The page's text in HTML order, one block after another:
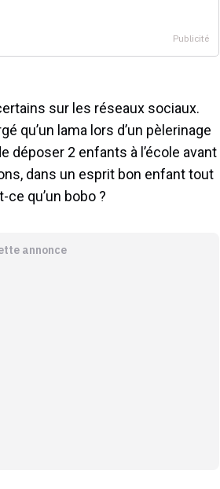
sur les réseaux sociaux.
qu’un lama lors d’un pèlerinage
déposer 2 enfants à l’école avant
dans un esprit bon enfant tout
ce qu’un bobo ?
annonce